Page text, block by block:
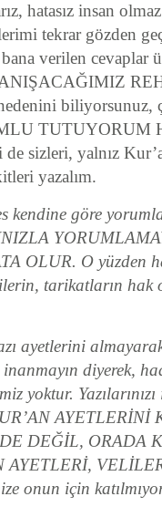
hatasız insan
tekrar gözden
bana verilen
biliyorsunuz,
TUTUYORUM
sizleri, yalnız
yazalım.
kendine göre
OLUR. O yüzden
tarikatların hak
ayetlerini
diyerek,
yoktur.
DEĞİL, ORADA
AYETLERİ,
onun için